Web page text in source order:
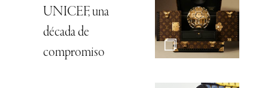
UNICEF, una
década de
compromiso